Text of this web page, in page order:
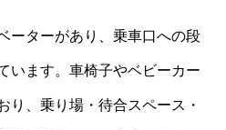
ーターがあり、乗車口への段
います。車椅子やベビーカー
り、乗り場・待合スペース・